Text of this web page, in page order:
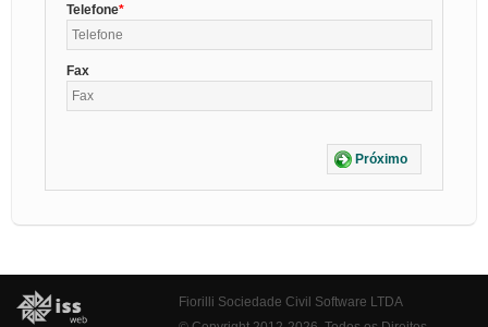
Telefone
Fax
Próximo
Fiorilli Sociedade Civil Software LTDA